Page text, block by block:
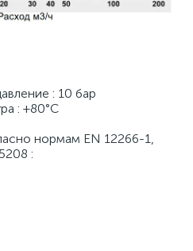
: 10 бар
: +80°С
нормам EN 12266-1,
: